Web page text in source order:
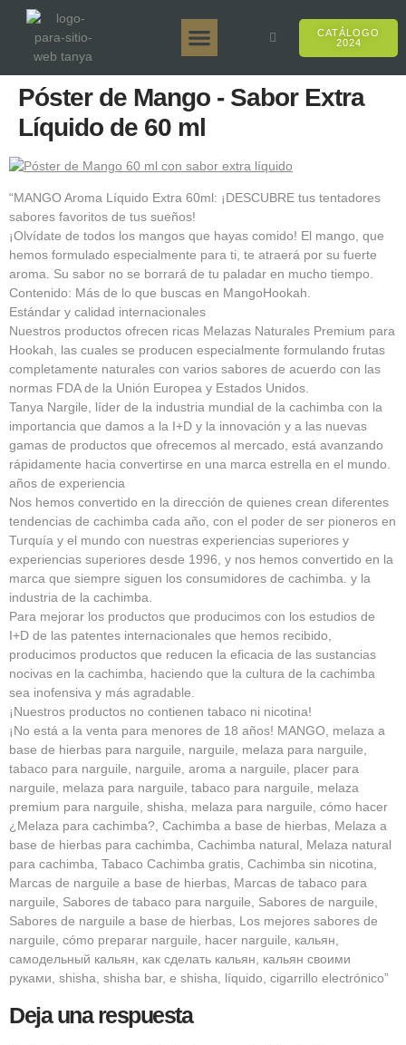
CATÁLOGO
2024
Póster de Mango - Sabor Extra
Líquido de 60 ml
“MANGO Aroma Líquido Extra 60ml: ¡DESCUBRE tus tentadores
sabores favoritos de tus sueños!
¡Olvídate de todos los mangos que hayas comido! El mango, que
hemos formulado especialmente para ti, te atraerá por su fuerte
aroma. Su sabor no se borrará de tu paladar en mucho tiempo.
Contenido: Más de lo que buscas en MangoHookah.
Estándar y calidad internacionales
Nuestros productos ofrecen ricas Melazas Naturales Premium para
Hookah, las cuales se producen especialmente formulando frutas
completamente naturales con varios sabores de acuerdo con las
normas FDA de la Unión Europea y Estados Unidos.
Tanya Nargile, líder de la industria mundial de la cachimba con la
importancia que damos a la I+D y la innovación y a las nuevas
gamas de productos que ofrecemos al mercado, está avanzando
rápidamente hacia convertirse en una marca estrella en el mundo.
años de experiencia
Nos hemos convertido en la dirección de quienes crean diferentes
tendencias de cachimba cada año, con el poder de ser pioneros en
Turquía y el mundo con nuestras experiencias superiores y
experiencias superiores desde 1996, y nos hemos convertido en la
marca que siempre siguen los consumidores de cachimba. y la
industria de la cachimba.
Para mejorar los productos que producimos con los estudios de
I+D de las patentes internacionales que hemos recibido,
producimos productos que reducen la eficacia de las sustancias
nocivas en la cachimba, haciendo que la cultura de la cachimba
sea inofensiva y más agradable.
¡Nuestros productos no contienen tabaco ni nicotina!
¡No está a la venta para menores de 18 años! MANGO, melaza a
base de hierbas para narguile, narguile, melaza para narguile,
tabaco para narguile, narguile, aroma a narguile, placer para
narguile, melaza para narguile, tabaco para narguile, melaza
premium para narguile, shisha, melaza para narguile, cómo hacer
¿Melaza para cachimba?, Cachimba a base de hierbas, Melaza a
base de hierbas para cachimba, Cachimba natural, Melaza natural
para cachimba, Tabaco Cachimba gratis, Cachimba sin nicotina,
Marcas de narguile a base de hierbas, Marcas de tabaco para
narguile, Sabores de tabaco para narguile, Sabores de narguile,
Sabores de narguile a base de hierbas, Los mejores sabores de
narguile, cómo preparar narguile, hacer narguile, кальян,
самодельный кальян, как сделать кальян, кальян своими
руками, shisha, shisha bar, e shisha, líquido, cigarrillo electrónico”
Deja una respuesta